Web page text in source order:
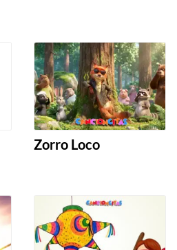
Zorro Loco